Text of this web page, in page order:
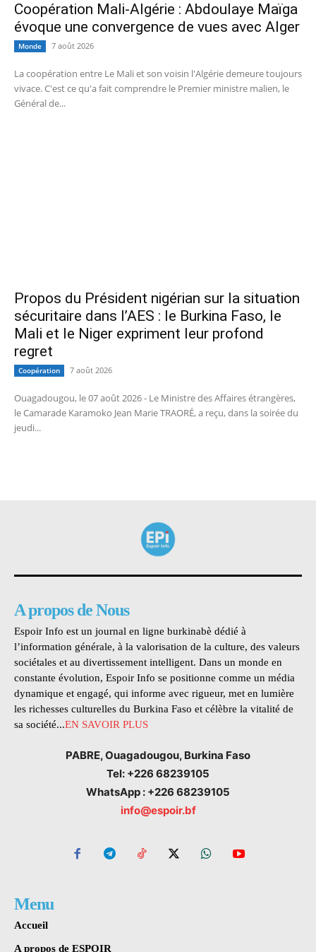
Coopération Mali-Algérie : Abdoulaye Maïga
évoque une convergence de vues avec Alger
Monde 7 août 2026
La coopération entre Le Mali et son voisin l'Algérie demeure toujours
vivace. C'est ce qu'a fait comprendre le Premier ministre malien, le
Général de...
Propos du Président nigérian sur la situation
sécuritaire dans l’AES : le Burkina Faso, le
Mali et le Niger expriment leur profond
regret
Coopération 7 août 2026
Ouagadougou, le 07 août 2026 - Le Ministre des Affaires étrangères,
le Camarade Karamoko Jean Marie TRAORÉ, a reçu, dans la soirée du
jeudi...
A propos de Nous
Espoir Info est un journal en ligne burkinabè dédié à
l’information générale, à la valorisation de la culture, des valeurs
sociétales et au divertissement intelligent. Dans un monde en
constante évolution, Espoir Info se positionne comme un média
dynamique et engagé, qui informe avec rigueur, met en lumière
les richesses culturelles du Burkina Faso et célèbre la vitalité de
sa société...EN SAVOIR PLUS
PABRE, Ouagadougou, Burkina Faso
Tel: +226 68239105
WhatsApp : +226 68239105
info@espoir.bf
Menu
Accueil
A propos de ESPOIR